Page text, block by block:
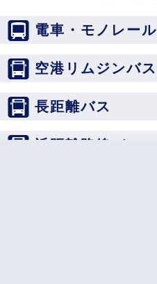
電車・モノレール
空港リムジンバス
長距離バス
近距離路線バス